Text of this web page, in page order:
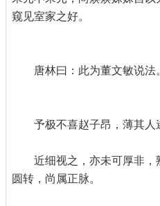
窥见室家之好。
唐林曰：此为董文敏说法。
予极不喜赵子昂，薄其人
近细视之，亦未可厚非
圆转，尚属正脉。